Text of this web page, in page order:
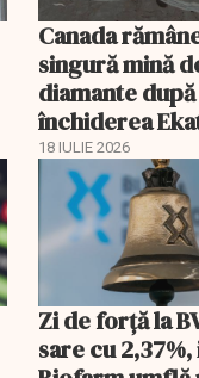
Canada
singură mină
diamante după
închiderea
18 IULIE 2026
Zi de forță la
sare cu